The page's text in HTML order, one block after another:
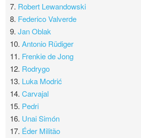
7. Robert Lewandowski
8. Federico Valverde
9.Jan Oblak
10.Antonio Rüdiger
11. Frenkie de Jong
12. Rodrygo
13. Luka Modrić
14.Carvajal
15. Pedri
16. Unai Simón
17. Éder Militão